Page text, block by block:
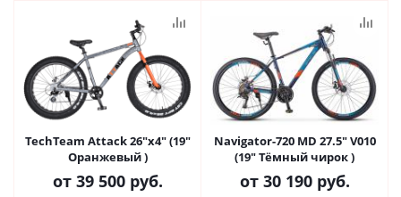
TechTeam Attack 26"х4" (19"
Оранжевый )
от 39 500 руб.
Navigator-720 MD 27.5" V010
(19" Тёмный чирок )
от 30 190 руб.